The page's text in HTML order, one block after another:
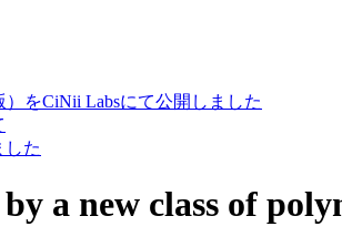
をCiNii Labsにて公開しました
した
a new class of